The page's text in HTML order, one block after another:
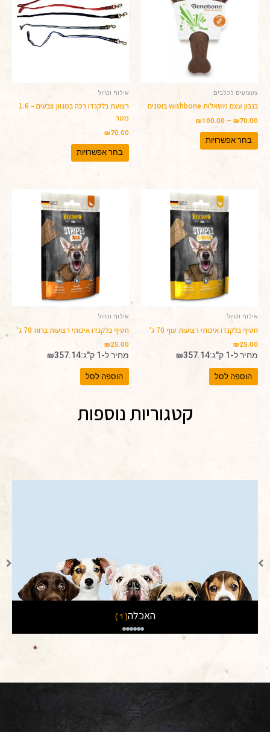
צעצועים לכלבים
בנבון עצם משאלות wishbone בוטנים
₪70.00
–
₪100.00
בחר אפשרויות
מספר
סוגים.
ניתן
לבחור
את
האפשרויות
בעמוד
אילוף וטיול
רצועת בלקנדו רכה במגוון צבעים – 1.6
מטר
₪70.00
בחר אפשרויות
מספר
ניתן
אילוף וטיול
חטיף בלקנדו איכותי רצועות עוף 70 ג'
₪25.00
מחיר ל-1 ק"ג: ₪357.14
הוספה לסל
אילוף וטיול
חטיף בלקנדו איכותי רצועות ברווז 70 ג'
₪25.00
מחיר ל-1 ק"ג: ₪357.14
הוספה לסל
קטגוריות נוספות
חול לחתולים